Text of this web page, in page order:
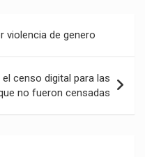
violencia de genero
censo digital para las
no fueron censadas